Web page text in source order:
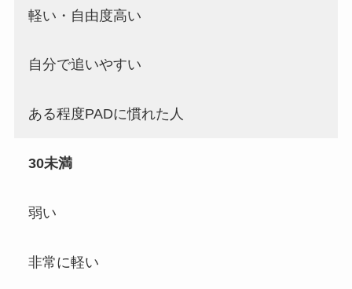
軽い・自由度高い
自分で追いやすい
ある程度PADに慣れた人
30未満
弱い
非常に軽い